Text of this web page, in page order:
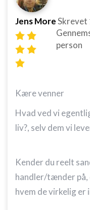
Jens MoreSkrevet
person
Kære venner
Hvad ved vi
liv?, selv dem vi
Kender du reelt
handler/tænder på,
hvem de virkelig er